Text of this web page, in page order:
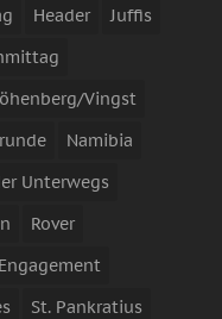
Header
Juffis
Vingst
Namibia
Unterwegs
Rover
St. Pankratius